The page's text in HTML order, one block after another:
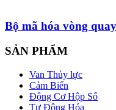
Bộ mã hóa vòng
SẢN PHẨM
Van Thủy lực
Cảm Biến
Động Cơ Hộp Số
Tự Động Hóa